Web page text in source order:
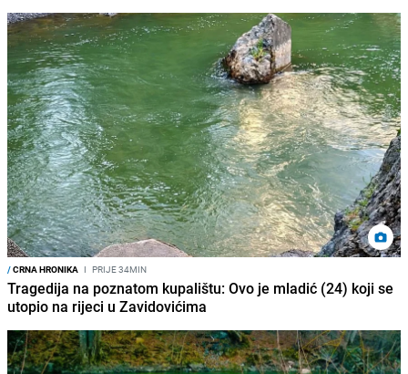
/CRNA HRONIKA I PRIJE 34MIN
Tragedija na poznatom kupalištu: Ovo je mladić (24) koji se
utopio na rijeci u Zavidovićima